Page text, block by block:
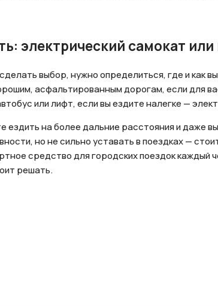
электрический самокат
выбор, нужно определиться, где и как
асфальтированным дорогам, если для
или лифт, если вы ездите налегке —
ездить на более дальние расстояния и даже
но не сильно уставать в поездках —
средство для городских поездок каждый
решать.